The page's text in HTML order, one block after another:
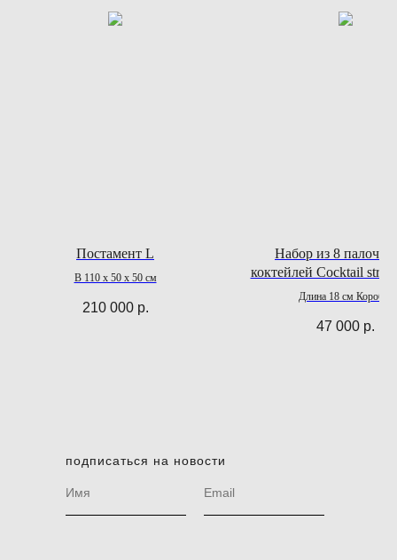
Постамент L
В 110 х 50 х 50 см
210 000 р.
Набор из 8 палочек
коктейлей Cocktail
set of eight
Длина 18 см Коробка
47 000 р.
подписаться на новости